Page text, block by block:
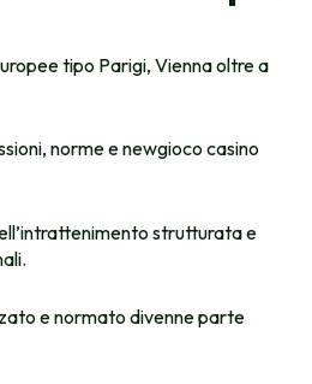
tipo Parigi, Vienna oltre a
norme e newgioco casino
strutturata e
e normato divenne parte